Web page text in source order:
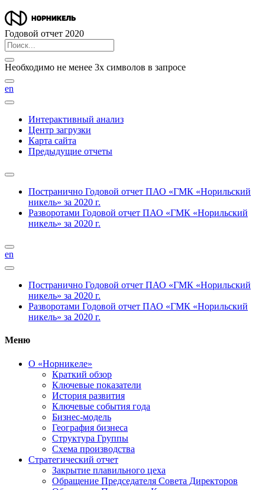
Годовой отчет 2020
Необходимо не менее 3х символов в запросе
en
Интерактивный анализ
Центр загрузки
Карта сайта
Предыдущие отчеты
Постранично Годовой отчет ПАО «ГМК «Норильский
никель» за 2020 г.
Разворотами Годовой отчет ПАО «ГМК «Норильский
никель» за 2020 г.
en
Постранично Годовой отчет ПАО «ГМК «Норильский
никель» за 2020 г.
Разворотами Годовой отчет ПАО «ГМК «Норильский
никель» за 2020 г.
Меню
О «Норникеле»
Краткий обзор
Ключевые показатели
История развития
Ключевые события года
Бизнес-модель
География бизнеса
Структура Группы
Схема производства
Стратегический отчет
Закрытие плавильного цеха
Обращение Председателя Совета Директоров